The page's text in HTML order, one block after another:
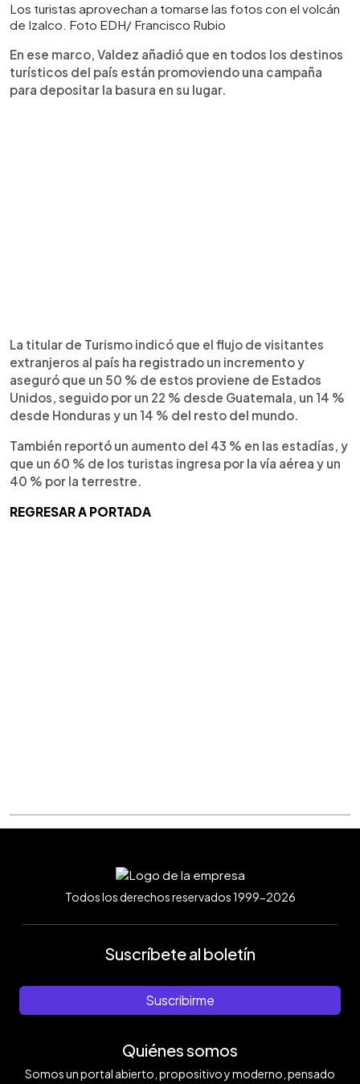
Los turistas aprovechan a tomarse las fotos con el volcán
de Izalco. Foto EDH/ Francisco Rubio
En ese marco, Valdez añadió que en todos los destinos
turísticos del país están promoviendo una campaña
para depositar la basura en su lugar.
La titular de Turismo indicó que el flujo de visitantes
extranjeros al país ha registrado un incremento y
aseguró que un 50 % de estos proviene de Estados
Unidos, seguido por un 22 % desde Guatemala, un 14 %
desde Honduras y un 14 % del resto del mundo.
También reportó un aumento del 43 % en las estadías, y
que un 60 % de los turistas ingresa por la vía aérea y un
40 % por la terrestre.
REGRESAR A PORTADA
Todos los derechos reservados 1999-2026
Suscríbete al boletín
Suscribirme
Quiénes somos
Somos un portal abierto, propositivo y moderno, pensado